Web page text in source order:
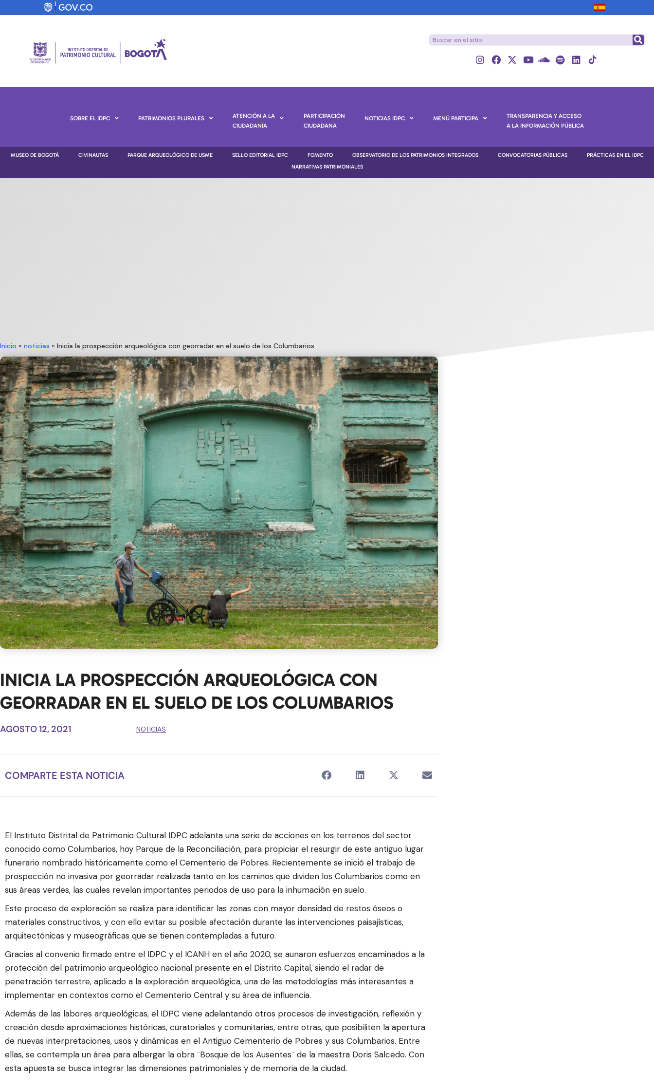
SOBRE EL IDPC PATRIMONIOS PLURALES
ATENCIÓN A LA
CIUDADANÍA
PARTICIPACIÓN
CIUDADANA
NOTICIAS IDPC MENÚ PARTICIPA
TRANSPARENCIA Y ACCESO
A LA INFORMACIÓN PÚBLICA
MUSEO DE BOGOTÁ CIVINAUTAS PARQUE ARQUEOLÓGICO DE USME SELLO EDITORIAL IDPC FOMENTO OBSERVATORIO DE LOS PATRIMONIOS INTEGRADOS CONVOCATORIAS PÚBLICAS
PRÁCTICAS EN EL IDPC
NARRATIVAS PATRIMONIALES
Inicio » noticias » Inicia la prospección arqueológica con georradar en el suelo de los Columbarios
INICIA LA PROSPECCIÓN ARQUEOLÓGICA CON
GEORRADAR EN EL SUELO DE LOS COLUMBARIOS
AGOSTO 12, 2021 NOTICIAS
COMPARTE ESTA NOTICIA
El Instituto Distrital de Patrimonio Cultural IDPC adelanta una serie de acciones en los terrenos del sector
conocido como Columbarios, hoy Parque de la Reconciliación, para propiciar el resurgir de este antiguo lugar
funerario nombrado históricamente como el Cementerio de Pobres. Recientemente se inició el trabajo de
prospección no invasiva por georradar realizada tanto en los caminos que dividen los Columbarios como en
sus áreas verdes, las cuales revelan importantes periodos de uso para la inhumación en suelo.
Este proceso de exploración se realiza para identificar las zonas con mayor densidad de restos óseos o
materiales constructivos, y con ello evitar su posible afectación durante las intervenciones paisajísticas,
arquitectónicas y museográficas que se tienen contempladas a futuro.
Gracias al convenio firmado entre el IDPC y el ICANH en el año 2020, se aunaron esfuerzos encaminados a la
protección del patrimonio arqueológico nacional presente en el Distrito Capital, siendo el radar de
penetración terrestre, aplicado a la exploración arqueológica, una de las metodologías más interesantes a
implementar en contextos como el Cementerio Central y su área de influencia.
Además de las labores arqueológicas, el IDPC viene adelantando otros procesos de investigación, reflexión y
creación desde aproximaciones históricas, curatoriales y comunitarias, entre otras, que posibiliten la apertura
de nuevas interpretaciones, usos y dinámicas en el Antiguo Cementerio de Pobres y sus Columbarios. Entre
ellas, se contempla un área para albergar la obra ¨Bosque de los Ausentes¨ de la maestra Doris Salcedo. Con
esta apuesta se busca integrar las dimensiones patrimoniales y de memoria de la ciudad.